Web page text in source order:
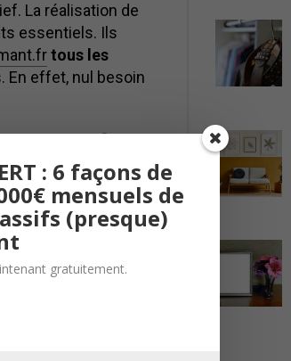
La réalisation de
essentiels. Ils
tous les
En effet, nul besoin
?
le matériel adapté. Il
C’est le
: 6 façons de
mensuels de
(presque)
gratuitement.